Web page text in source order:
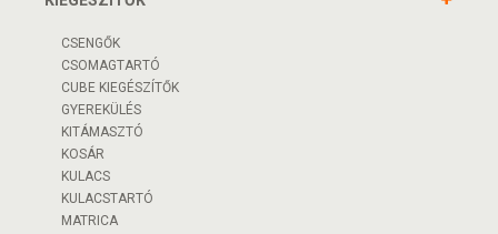
CSENGŐK
CSOMAGTARTÓ
CUBE KIEGÉSZÍTŐK
GYEREKÜLÉS
KITÁMASZTÓ
KOSÁR
KULACS
KULACSTARTÓ
MATRICA